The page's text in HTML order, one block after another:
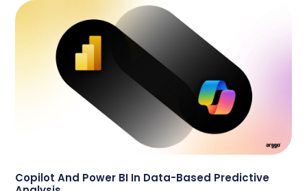
Copilot And Power BI In Data-Based Predictive